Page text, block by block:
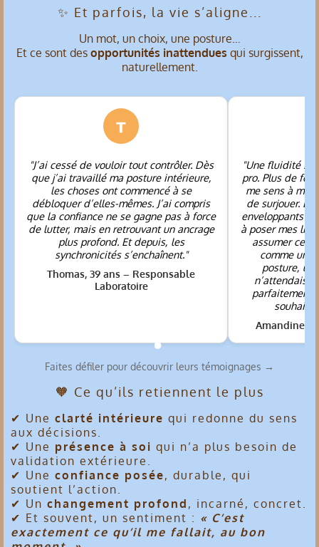
✨ Et parfois, la vie s’aligne...
Un mot, un choix, une posture…
Et ce sont des opportunités inattendues qui surgissent,
naturellement.
"J’ai cessé de vouloir tout contrôler. Dès
que j’ai travaillé ma posture intérieure,
les choses ont commencé à se
débloquer d’elles-mêmes. J’ai compris
que la confiance ne se gagne pas à force
de lutter, mais en retrouvant un ancrage
plus profond. Et depuis, les
synchronicités s’enchaînent."
Thomas, 39 ans – Responsable
Laboratoire
"Une fluidité
pro. Plus de
me sens à ma
de surjouer.
enveloppants et
à poser mes
assumer ce
comme un
posture,
n’attendais
parfaitement
souhaite
Amandine,
Faites défiler pour découvrir leurs témoignages →
🧡 Ce qu’ils retiennent le plus
✔ Une clarté intérieure qui redonne du sens
aux décisions.
✔ Une présence à soi qui n’a plus besoin de
validation extérieure.
✔ Une confiance posée, durable, qui
soutient l’action.
✔ Un changement profond , incarné, concret.
✔ Et souvent, un sentiment : « C’est
exactement ce qu’il me fallait, au bon